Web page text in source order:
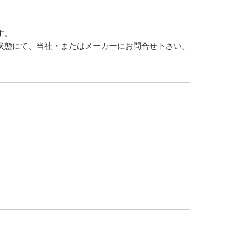
にて、当社・またはメーカーにお問合せ下さい。